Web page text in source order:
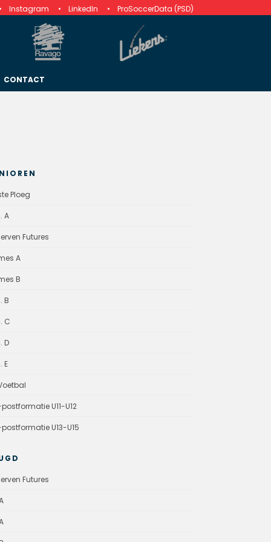
Instagram LinkedIn ProSoccerData (PSD)
CONTACT
Ploeg
A
Futures
A
B
B
C
D
E
U11-U12
postformatie U13-U15
Futures